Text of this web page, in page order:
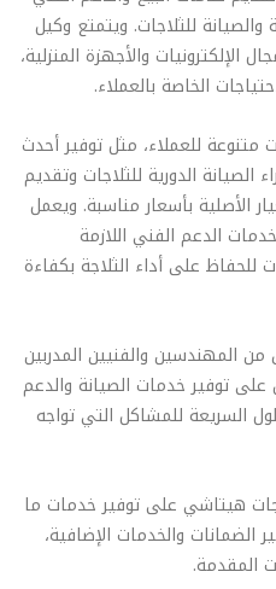
والصيانة للثلاجات. ويتمتع وكيل
والأجهزة المنزلية،
الخاصة بالعملاء.
للعملاء، مثل توفير أحدث
الصيانة الدورية للثلاجات وتقديم
الأصلية بأسعار مناسبة. ويعمل
الدعم الفني اللازمة
للحفاظ على أداء الثلاجة بكفاءة
المهندسين والفنيين المدربين
توفير خدمات الصيانة والدعم
السريعة للمشاكل التي تواجه
هيتاشي على توفير خدمات ما
الضمانات والخدمات الإضافية،
المقدمة.